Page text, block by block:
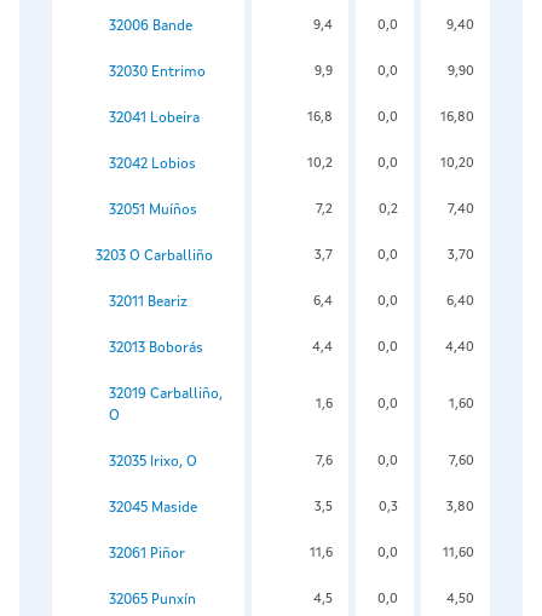
32006 Bande 9,4 0,0 9,40
32030 Entrimo 9,9 0,0 9,90
32041 Lobeira 16,8 0,0 16,80
32042 Lobios 10,2 0,0 10,20
32051 Muíños 7,2 0,2 7,40
3203 O Carballiño 3,7 0,0 3,70
32011 Beariz 6,4 0,0 6,40
32013 Boborás 4,4 0,0 4,40
32019 Carballiño,
O
1,6 0,0 1,60
32035 Irixo, O 7,6 0,0 7,60
32045 Maside 3,5 0,3 3,80
32061 Piñor 11,6 0,0 11,60
32065 Punxín 4,5 0,0 4,50